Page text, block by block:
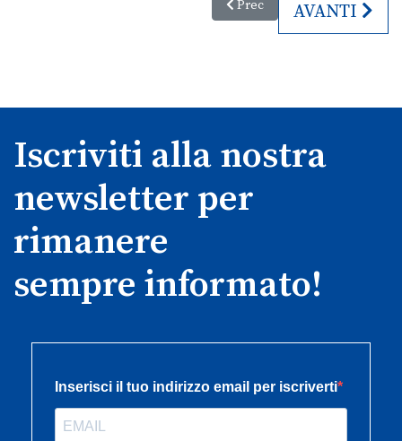
Articolo precedente: Bandiere
Prec ARTICOLO
AVANTI
Iscriviti alla nostra
newsletter per
rimanere
sempre informato!